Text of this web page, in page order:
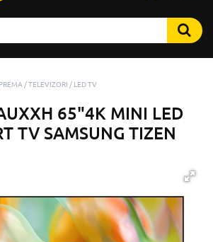
TELEVIZORI LED TV
65"4K MINI LED
TV SAMSUNG TIZEN